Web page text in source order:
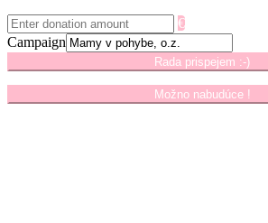
€
Campaign
Rada prispejem :-)
Možno nabudúce !